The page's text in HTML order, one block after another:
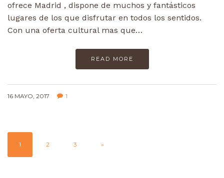
ofrece Madrid , dispone de muchos y fantásticos
lugares de los que disfrutar en todos los sentidos.
Con una oferta cultural mas que…
READ MORE
16 MAYO, 2017 1
1 2 3 »